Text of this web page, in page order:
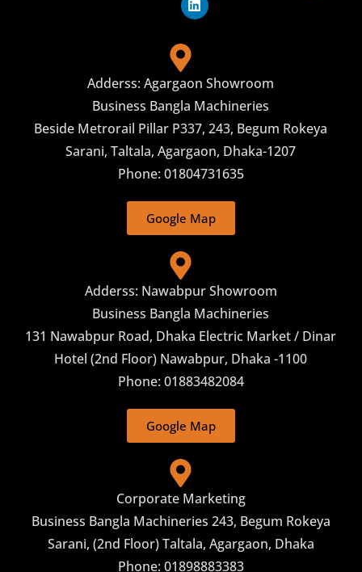
Adderss: Agargaon Showroom
Business Bangla Machineries
Beside Metrorail Pillar P337, 243, Begum Rokeya
Sarani, Taltala, Agargaon, Dhaka-1207
Phone: 01804731635
Google Map
Adderss: Nawabpur Showroom
Business Bangla Machineries
131 Nawabpur Road, Dhaka Electric Market / Dinar
Hotel (2nd Floor) Nawabpur, Dhaka -1100
Phone: 01883482084
Google Map
Phone: 01898883383
Corporate Marketing
Business Bangla Machineries 243, Begum Rokeya
Sarani, (2nd Floor) Taltala, Agargaon, Dhaka